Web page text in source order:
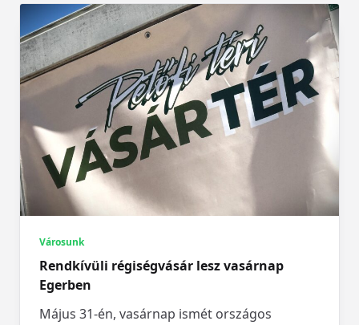
Városunk
Rendkívüli régiségvásár lesz vasárnap
Egerben
Május 31-én, vasárnap ismét országos